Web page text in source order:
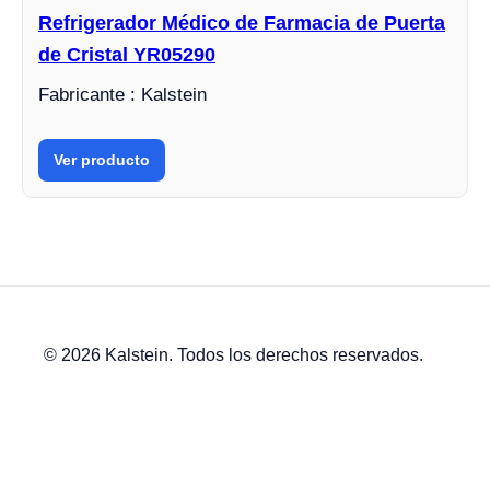
Refrigerador Médico de Farmacia de Puerta
de Cristal YR05290
Fabricante : Kalstein
Ver producto
© 2026 Kalstein. Todos los derechos reservados.